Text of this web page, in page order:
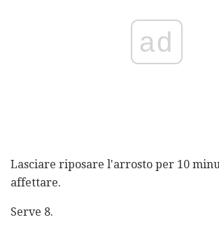
ad
Lasciare riposare l'arrosto per 10
affettare.
Serve 8.